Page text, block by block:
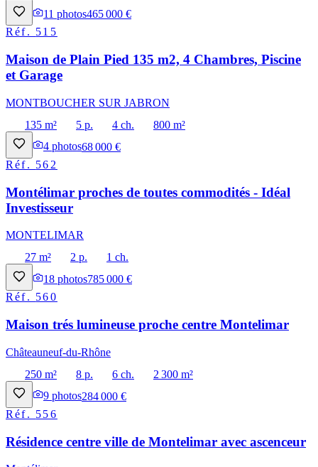
11 photos465 000 €
Réf. 515
Maison de Plain Pied 135 m2, 4 Chambres, Piscine
et Garage
MONTBOUCHER SUR JABRON
135 m²
5 p. 4 ch.
800 m²
4 photos68 000 €
Réf. 562
Montélimar proches de toutes commodités - Idéal
Investisseur
MONTELIMAR
27 m²
2 p.
1 ch.
18 photos785 000 €
Réf. 560
Maison trés lumineuse proche centre Montelimar
Châteauneuf-du-Rhône
250 m²
8 p. 6 ch.
2 300 m²
9 photos284 000 €
Réf. 556
Résidence centre ville de Montelimar avec ascenceur